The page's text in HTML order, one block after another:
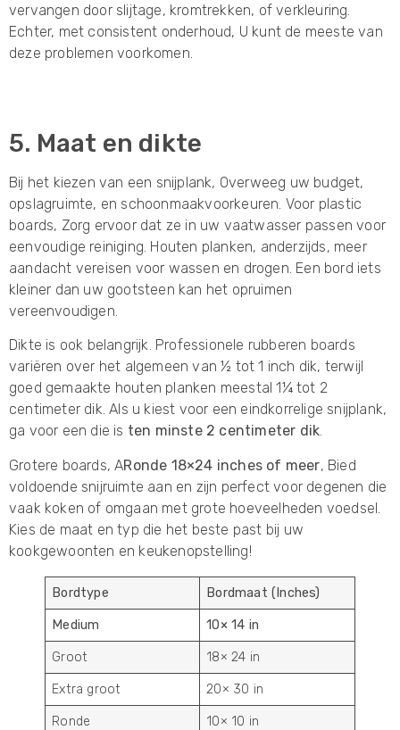
vervangen door slijtage, kromtrekken, of verkleuring.
Echter, met consistent onderhoud, U kunt de meeste van
deze problemen voorkomen.
5. Maat en dikte
Bij het kiezen van een snijplank, Overweeg uw budget,
opslagruimte, en schoonmaakvoorkeuren. Voor plastic
boards, Zorg ervoor dat ze in uw vaatwasser passen voor
eenvoudige reiniging. Houten planken, anderzijds, meer
aandacht vereisen voor wassen en drogen. Een bord iets
kleiner dan uw gootsteen kan het opruimen
vereenvoudigen.
Dikte is ook belangrijk. Professionele rubberen boards
variëren over het algemeen van ½ tot 1 inch dik, terwijl
goed gemaakte houten planken meestal 1¼ tot 2
centimeter dik. Als u kiest voor een eindkorrelige snijplank,
ga voor een die is ten minste 2 centimeter dik.
Grotere boards, ARonde 18×24 inches of meer, Bied
voldoende snijruimte aan en zijn perfect voor degenen die
vaak koken of omgaan met grote hoeveelheden voedsel.
Kies de maat en typ die het beste past bij uw
kookgewoonten en keukenopstelling!
Bordtype Bordmaat (Inches)
Medium 10× 14 in
Groot 18× 24 in
Extra groot 20× 30 in
Ronde 10× 10 in